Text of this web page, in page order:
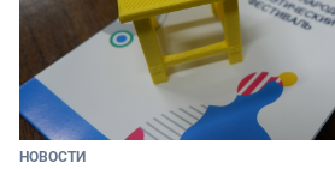
НОВОСТИ